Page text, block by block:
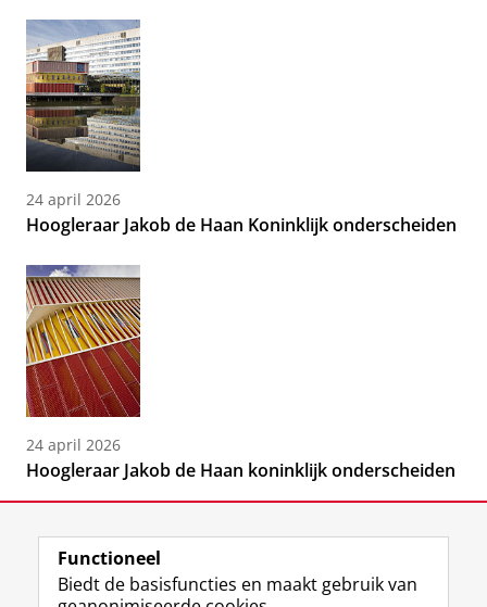
24 april 2026
Hoogleraar Jakob de Haan Koninklijk onderscheiden
24 april 2026
Hoogleraar Jakob de Haan koninklijk onderscheiden
Functioneel
Biedt de basisfuncties en maakt gebruik van